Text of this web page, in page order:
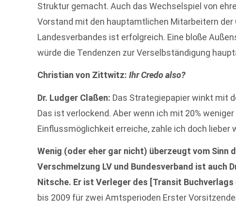
Struktur gemacht. Auch das Wechselspiel von
Vorstand mit den hauptamtlichen Mitarbeitern
Landesverbandes ist erfolgreich. Eine bloße
würde die Tendenzen zur Verselbständigung
Christian von Zittwitz:Ihr Credo also?
Dr. Ludger Claßen: Das Strategiepapier winkt mit
Das ist verlockend. Aber wenn ich mit 20%
Einflussmöglichkeit erreiche, zahle ich doch lieber
Wenig (oder eher gar nicht) überzeugt vom Sinn
Verschmelzung LV und Bundesverband ist auch
Nitsche. Er ist Verleger des [Transit Buchverlags
bis 2009 für zwei Amtsperioden Erster